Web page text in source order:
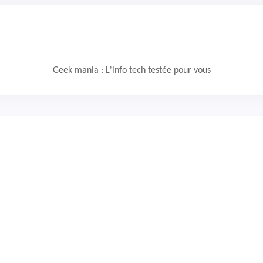
Geek mania : L'info tech testée pour vous